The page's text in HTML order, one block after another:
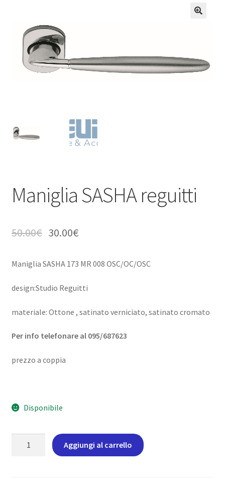
Maniglia SASHA reguitti
50.00€ 30.00€
Maniglia SASHA 173 MR 008 OSC/OC/OSC
design:Studio Reguitti
materiale: Ottone , satinato verniciato, satinato cromato
Per info telefonare al 095/687623
prezzo a coppia
Disponibile
Aggiungi al carrello